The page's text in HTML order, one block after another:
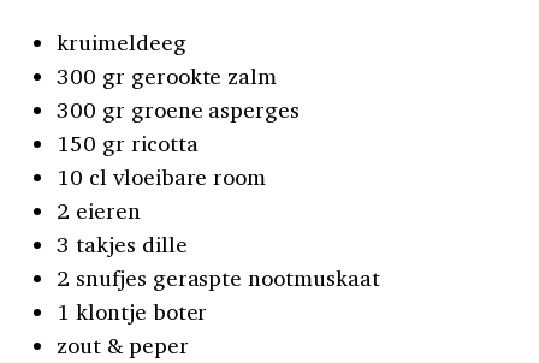
kruimeldeeg
300 gr gerookte zalm
300 gr groene asperges
150 gr ricotta
10 cl vloeibare room
2 eieren
3 takjes dille
2 snufjes geraspte nootmuskaat
1 klontje boter
zout & peper